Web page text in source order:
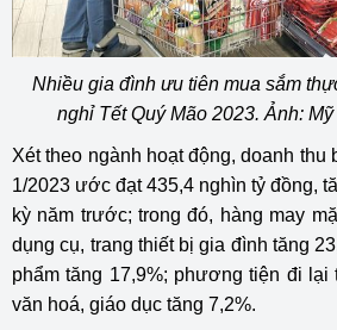
Nhiều gia đình ưu tiên mua sắm
nghỉ Tết Quý Mão 2023. Ảnh:
Xét theo ngành hoạt động, doanh thu
1/2023 ước đạt 435,4 nghìn tỷ đồng,
kỳ năm trước; trong đó, hàng may
dụng cụ, trang thiết bị gia đình tăng
phẩm tăng 17,9%; phương tiện đi lại
văn hoá, giáo dục tăng 7,2%.